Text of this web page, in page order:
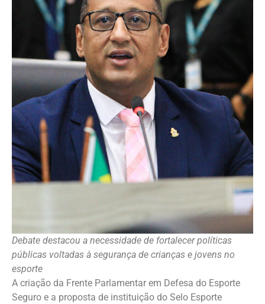
Debate destacou a necessidade de fortalecer políticas
públicas voltadas à segurança de crianças e jovens no
esporte
A criação da Frente Parlamentar em Defesa do Esporte
Seguro e a proposta de instituição do Selo Esporte